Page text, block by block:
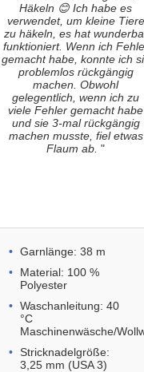
Häkeln 😊 Ich habe es
verwendet, um kleine Tiere
zu häkeln, es hat
funktioniert. Wenn ich
gemacht habe, konnte ich
problemlos rückgängig
machen. Obwohl
gelegentlich, wenn ich zu
viele Fehler gemacht habe
und sie 3-mal rückgängig
machen musste, fiel etwas
Flaum ab. "
Garnlänge: 38 m
Material: 100 %
Polyester
Waschanleitung: 40
°C
Maschinenwäsche/
Stricknadelgröße:
3,25 mm (USA 3)